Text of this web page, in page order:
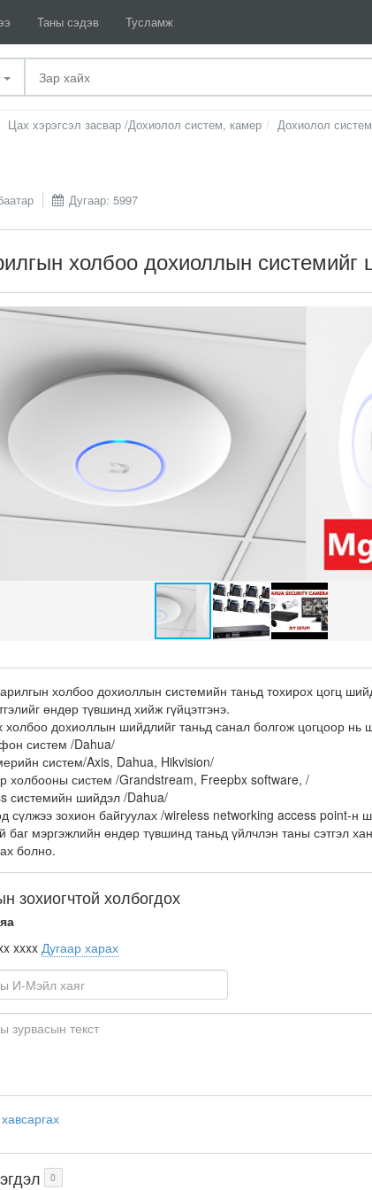
Таны сэдэв Тусламж
Цах хэрэгсэл засвар /Дохиолол систем, камер Дохиолол
Дугаар: 5997
холбоо дохиоллын системийг
холбоо дохиоллын системийн таньд тохирох цогц
өндөр түвшинд хийж гүйцэтгэнэ.
холбоо дохиоллын шийдлийг таньд санал болгож цогцоор нь
систем /Dahua/
систем/Axis, Dahua, Hikvision/
холбооны систем /Grandstream, Freepbx software, /
системийн шийдэл /Dahua/
сүлжээ зохион байгуулах /wireless networking access point-н
баг мэргэжлийн өндөр түвшинд таньд үйлчлэн таны сэтгэл
болно.
зохиогчтой холбогдох
xxxx Дугаар харах
0